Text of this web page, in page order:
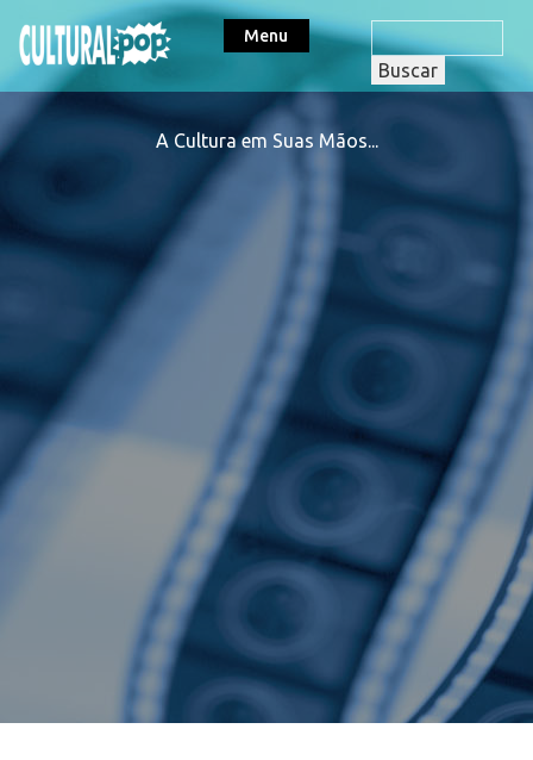
Menu
A Cultura em Suas Mãos...